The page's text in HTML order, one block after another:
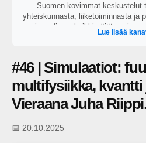
Suomen kovimmat keskustelut
yhteiskunnasta, liiketoiminnasta ja
vain audiona, kaikki näitä
toimii George
Lue lisää
#46 | Simulaatiot:
multifysiikka, kvantti
Vieraana Juha
📅 20.10.2025